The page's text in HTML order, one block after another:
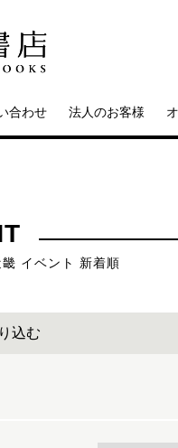
合わせ 法人のお客様
イベント 新着順
込む